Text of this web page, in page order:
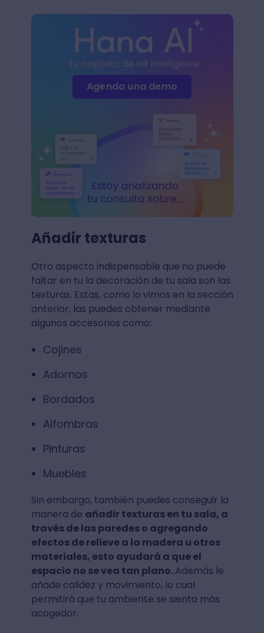
Agenda una demo
Añadir texturas
Otro aspecto indispensable que no puede
faltar en tu la decoración de tu sala son las
texturas. Estas, como lo vimos en la sección
anterior, las puedes obtener mediante
algunos accesorios como:
Cojines
Adornos
Bordados
Alfombras
Pinturas
Muebles
Sin embargo, también puedes conseguir la
manera de añadir texturas en tu sala, a
través de las paredes o agregando
efectos de relieve a la madera u otros
materiales, esto ayudará a que el
espacio no se vea tan plano.Además le
añade calidez y movimiento, lo cual
permitirá que tu ambiente se sienta más
acogedor.